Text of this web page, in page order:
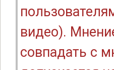
видео).
совпадать с